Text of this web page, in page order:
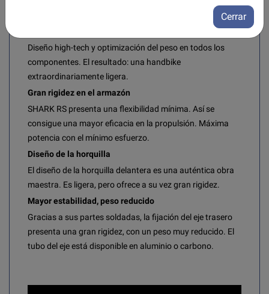
Diseño high-tech y optimización del peso en todos los
componentes. El resultado: una handbike
extraordinariamente ligera.
Gran rigidez en el armazón
SHARK RS presenta una flexibilidad mínima. Así se
consigue una mayor eficacia en la propulsión. Máxima
potencia con el mínimo esfuerzo.
Diseño de la horquilla
El diseño de la horquilla delantera es una auténtica obra
maestra. Es ligera, pero ofrece a su vez gran rigidez.
Mayor estabilidad, peso reducido
Gracias a sus partes soldadas, la fijación del eje trasero
presenta una gran rigidez, con un peso muy reducido. El
tubo del eje está disponible en aluminio o carbono.
Cerrar